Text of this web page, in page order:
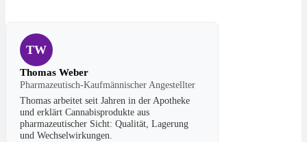
TW
Thomas Weber
Pharmazeutisch-Kaufmännischer Angestellter
Thomas arbeitet seit Jahren in der Apotheke
und erklärt Cannabisprodukte aus
pharmazeutischer Sicht: Qualität, Lagerung
und Wechselwirkungen.